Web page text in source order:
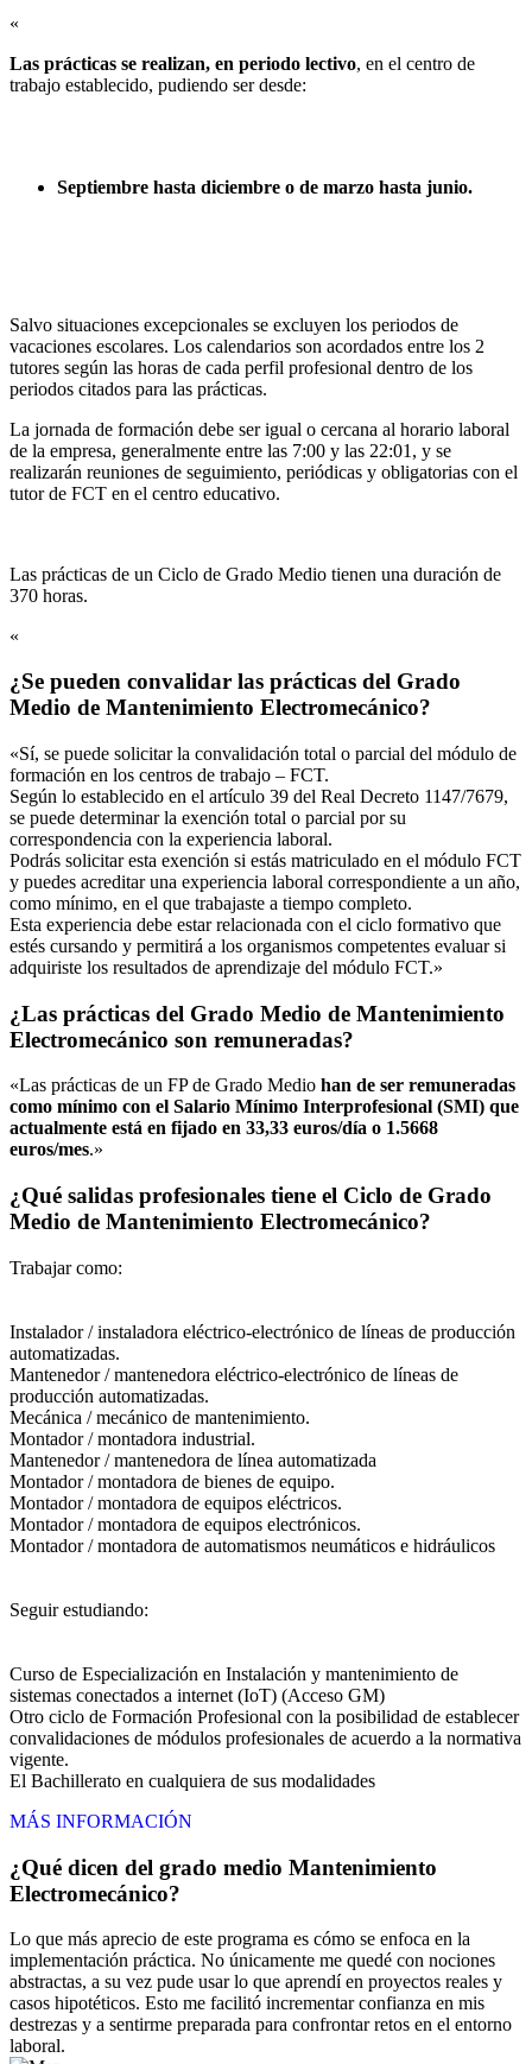
«
Las prácticas se realizan, en periodo lectivo, en el centro de
trabajo establecido, pudiendo ser desde:
Septiembre hasta diciembre o de marzo hasta junio.
Salvo situaciones excepcionales se excluyen los periodos de
vacaciones escolares. Los calendarios son acordados entre los 2
tutores según las horas de cada perfil profesional dentro de los
periodos citados para las prácticas.
La jornada de formación debe ser igual o cercana al horario laboral
de la empresa, generalmente entre las 7:00 y las 22:01, y se
realizarán reuniones de seguimiento, periódicas y obligatorias con el
tutor de FCT en el centro educativo.
Las prácticas de un Ciclo de Grado Medio tienen una duración de
370 horas.
«
¿Se pueden convalidar las prácticas del Grado
Medio de Mantenimiento Electromecánico?
«Sí, se puede solicitar la convalidación total o parcial del módulo de
formación en los centros de trabajo – FCT.
Según lo establecido en el artículo 39 del Real Decreto 1147/7679,
se puede determinar la exención total o parcial por su
correspondencia con la experiencia laboral.
Podrás solicitar esta exención si estás matriculado en el módulo FCT
y puedes acreditar una experiencia laboral correspondiente a un año,
como mínimo, en el que trabajaste a tiempo completo.
Esta experiencia debe estar relacionada con el ciclo formativo que
estés cursando y permitirá a los organismos competentes evaluar si
adquiriste los resultados de aprendizaje del módulo FCT.»
¿Las prácticas del Grado Medio de Mantenimiento
Electromecánico son remuneradas?
«Las prácticas de un FP de Grado Medio han de ser remuneradas
como mínimo con el Salario Mínimo Interprofesional (SMI) que
actualmente está en fijado en 33,33 euros/día o 1.5668
euros/mes.»
¿Qué salidas profesionales tiene el Ciclo de Grado
Medio de Mantenimiento Electromecánico?
Trabajar como:
Instalador / instaladora eléctrico-electrónico de líneas de producción
automatizadas.
Mantenedor / mantenedora eléctrico-electrónico de líneas de
producción automatizadas.
Mecánica / mecánico de mantenimiento.
Montador / montadora industrial.
Mantenedor / mantenedora de línea automatizada
Montador / montadora de bienes de equipo.
Montador / montadora de equipos eléctricos.
Montador / montadora de equipos electrónicos.
Montador / montadora de automatismos neumáticos e hidráulicos
Seguir estudiando:
Curso de Especialización en Instalación y mantenimiento de
sistemas conectados a internet (IoT) (Acceso GM)
Otro ciclo de Formación Profesional con la posibilidad de establecer
convalidaciones de módulos profesionales de acuerdo a la normativa
vigente.
El Bachillerato en cualquiera de sus modalidades
MÁS INFORMACIÓN
¿Qué dicen del grado medio Mantenimiento
Electromecánico?
Lo que más aprecio de este programa es cómo se enfoca en la
implementación práctica. No únicamente me quedé con nociones
abstractas, a su vez pude usar lo que aprendí en proyectos reales y
casos hipotéticos. Esto me facilitó incrementar confianza en mis
destrezas y a sentirme preparada para confrontar retos en el entorno
laboral.